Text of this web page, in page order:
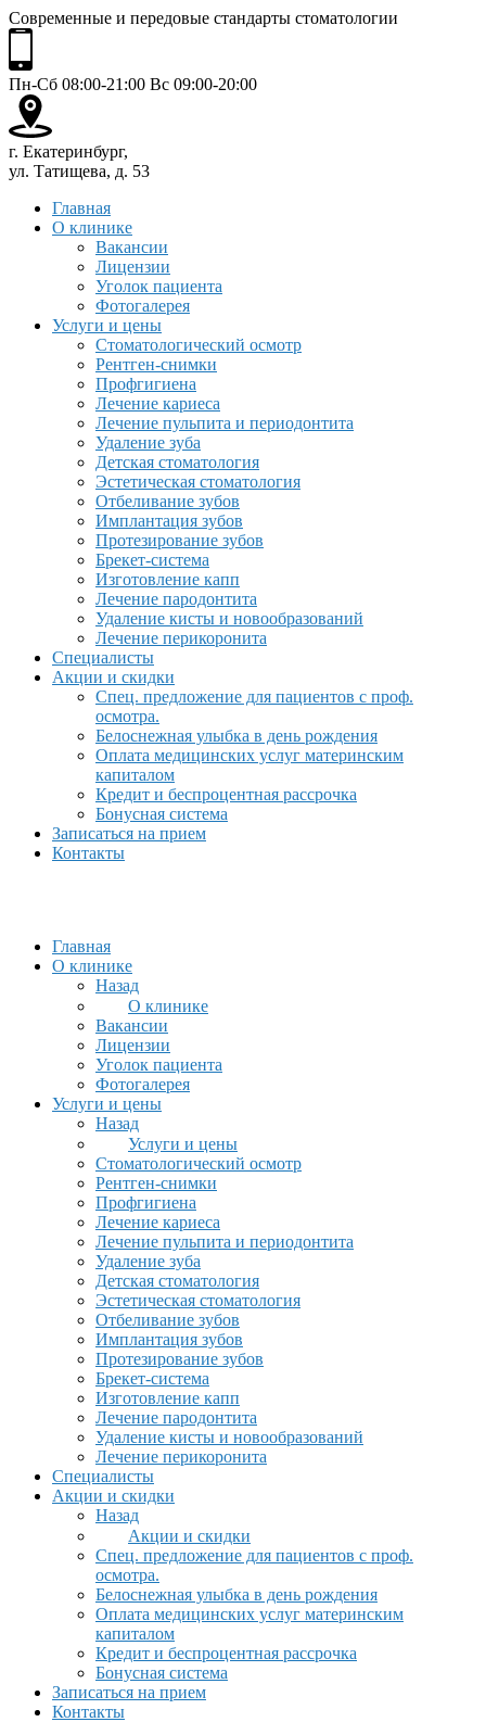
Современные и передовые стандарты стоматологии
Пн-Сб 08:00-21:00 Вс 09:00-20:00
г. Екатеринбург,
ул. Татищева, д. 53
Главная
О клинике
Вакансии
Лицензии
Уголок пациента
Фотогалерея
Услуги и цены
Стоматологический осмотр
Рентген-снимки
Профгигиена
Лечение кариеса
Лечение пульпита и периодонтита
Удаление зуба
Детская стоматология
Эстетическая стоматология
Отбеливание зубов
Имплантация зубов
Протезирование зубов
Брекет-система
Изготовление капп
Лечение пародонтита
Удаление кисты и новообразований
Лечение перикоронита
Специалисты
Акции и скидки
Спец. предложение для пациентов с проф.
осмотра.
Белоснежная улыбка в день рождения
Оплата медицинских услуг материнским
капиталом
Кредит и беспроцентная рассрочка
Бонусная система
Записаться на прием
Контакты
Главная
О клинике
Назад
О клинике
Вакансии
Лицензии
Уголок пациента
Фотогалерея
Услуги и цены
Назад
Услуги и цены
Стоматологический осмотр
Рентген-снимки
Профгигиена
Лечение кариеса
Лечение пульпита и периодонтита
Удаление зуба
Детская стоматология
Эстетическая стоматология
Отбеливание зубов
Имплантация зубов
Протезирование зубов
Брекет-система
Изготовление капп
Лечение пародонтита
Удаление кисты и новообразований
Лечение перикоронита
Специалисты
Акции и скидки
Назад
Акции и скидки
Спец. предложение для пациентов с проф.
осмотра.
Белоснежная улыбка в день рождения
Оплата медицинских услуг материнским
капиталом
Кредит и беспроцентная рассрочка
Бонусная система
Записаться на прием
Контакты